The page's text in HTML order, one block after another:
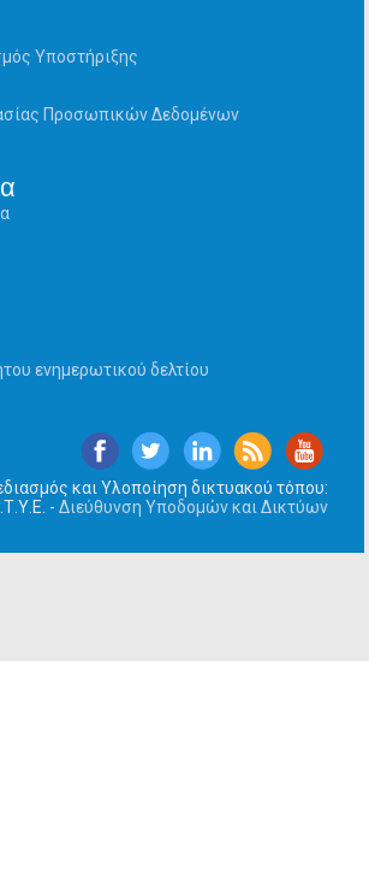
Υποστήριξης
Προσωπικών Δεδομένων
ενημερωτικού δελτίου
και Υλοποίηση δικτυακού τόπου:
Ι.Τ.Υ.Ε. - Διεύθυνση Υποδομών και Δικτύων